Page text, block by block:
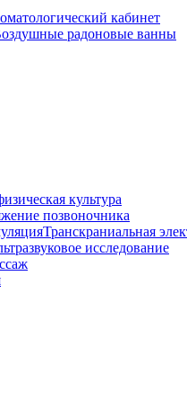
кабинет
радоновые ванны
культура
позвоночника
Транскраниальная
исследование